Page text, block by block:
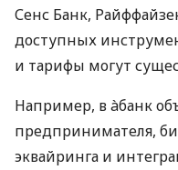
Сенс Банк,
доступных
и тарифы могут
Например, в àбанк
предпринимателя,
эквайринга и